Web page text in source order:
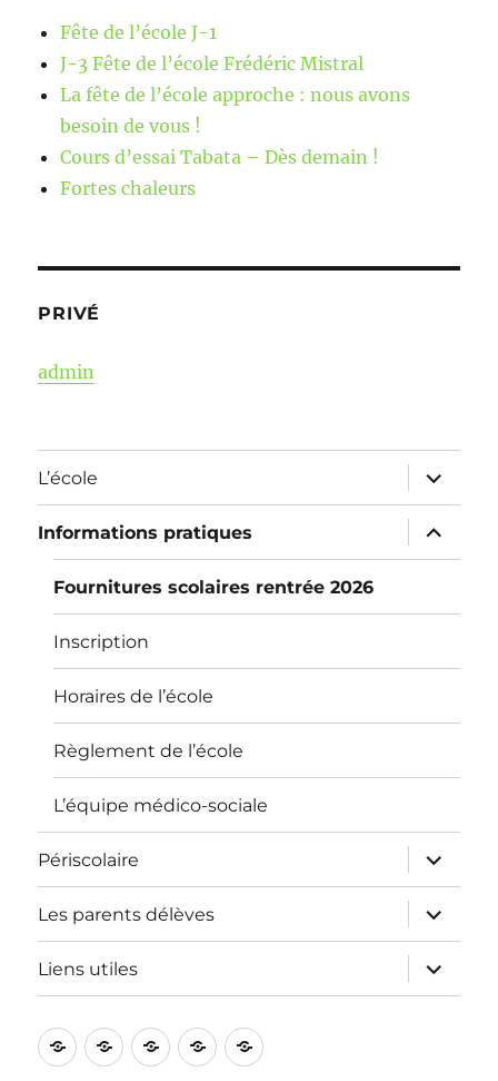
Fête de l’école J-1
J-3 Fête de l’école Frédéric Mistral
La fête de l’école approche : nous avons
besoin de vous !
Cours d’essai Tabata – Dès demain !
Fortes chaleurs
PRIVÉ
admin
L’école
ouvrir
le
sous-
menu
Informations pratiques
ouvrir
le
sous-
Fournitures scolaires rentrée 2026
Inscription
Horaires de l’école
Règlement de l’école
L’équipe médico-sociale
Périscolaire
ouvrir
le
sous-
menu
Les parents délèves
ouvrir
le
sous-
menu
Liens utiles
ouvrir
le
sous-
L’écoleInformations
Périscolaire
Les
Liens